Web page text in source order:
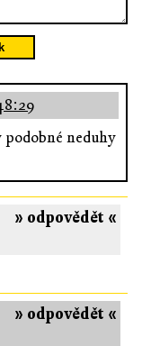
neduhy
» odpovědět «
» odpovědět «